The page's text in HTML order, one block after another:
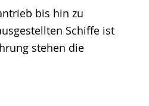
bis hin zu
Schiffe ist
stehen die